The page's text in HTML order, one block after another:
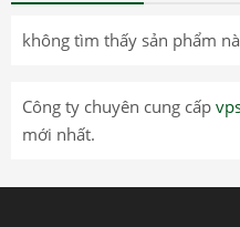
không tìm thấy sản phẩm
Công ty chuyên cung cấp
mới nhất.